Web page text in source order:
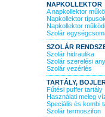
NAPKOLLEKTOR
A napkollektor
Napkollektor típusok
Napkollektor
Szolár
SZOLÁR
Szolár hidraulika
Szolár szerelési
Szolár vezérlés
TARTÁLY,
Fűtési puffer tartály
Használati meleg
Speciális és kombi
Szolár termoszifon